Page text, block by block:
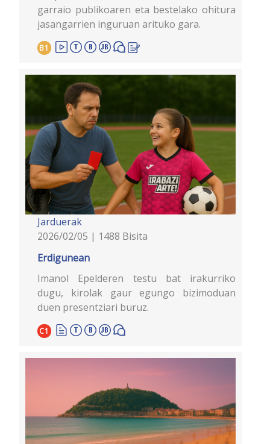
garraio publikoaren eta bestelako ohitura
jasangarrien inguruan arituko gara.
B1
Jarduerak
2026/02/05 | 1488 Bisita
Erdigunean
Imanol Epelderen testu bat irakurriko
dugu, kirolak gaur egungo bizimoduan
duen presentziari buruz.
C1